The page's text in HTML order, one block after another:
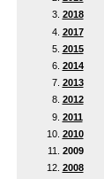
2018
2017
2015
2014
2013
2012
2011
2010
2009
2008